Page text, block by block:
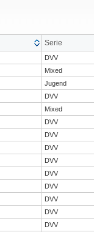
Serie
DVV
Mixed
Jugend
DVV
Mixed
DVV
DVV
DVV
DVV
DVV
DVV
DVV
DVV
DVV